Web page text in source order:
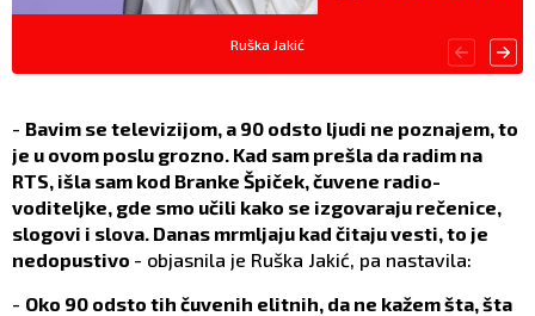
Ruška Jakić
- Bavim se televizijom, a 90 odsto ljudi ne poznajem, to
je u ovom poslu grozno. Kad sam prešla da radim na
RTS, išla sam kod Branke Špiček, čuvene radio-
voditeljke, gde smo učili kako se izgovaraju rečenice,
slogovi i slova. Danas mrmljaju kad čitaju vesti, to je
nedopustivo - objasnila je Ruška Jakić, pa nastavila:
- Oko 90 odsto tih čuvenih elitnih, da ne kažem šta, šta